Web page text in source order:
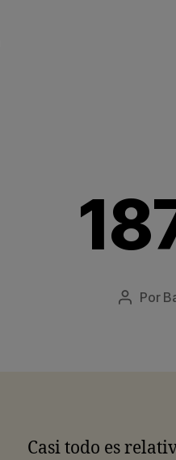
Autor
Por
Casi todo es